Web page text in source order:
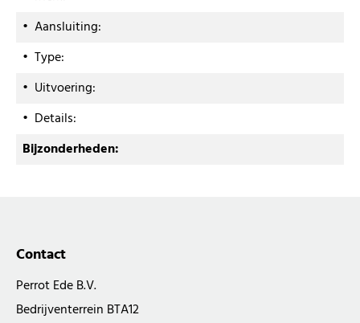
SUEVIA (drinkbak)
Expansie stuk
OASE Pondovac Vijverzuigers
• Aansluiting:
• Type:
• Uitvoering:
• Details:
Bijzonderheden:
Contact
Perrot Ede B.V.
Bedrijventerrein BTA12